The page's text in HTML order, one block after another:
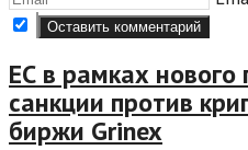
ЕС в рамках нового
санкции против
биржи Grinex